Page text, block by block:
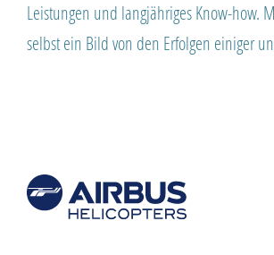
Leistungen und langjähriges Know-how.
selbst ein Bild von den Erfolgen einiger